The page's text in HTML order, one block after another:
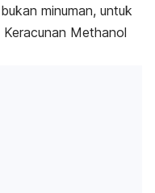
sampinganminuman, untuk
Methanol